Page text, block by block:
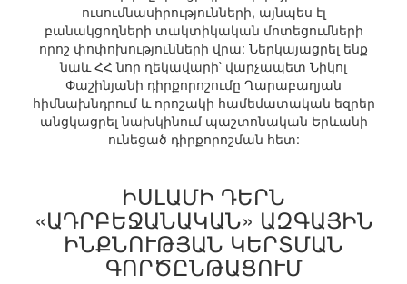
ուսումնասիրությունների, այնպես էլ
բանակցողների տակտիկական մոտեցումների
որոշ փոփոխությունների վրա: Ներկայացրել ենք
նաև ՀՀ նոր ղեկավարի՝ վարչապետ Նիկոլ
Փաշինյանի դիրքորոշումը Ղարաբաղյան
հիմնախնդրում և որոշակի համեմատական եզրեր
անցկացրել նախկինում պաշտոնական Երևանի
ունեցած դիրքորոշման հետ:
ԻՍԼԱՄԻ ԴԵՐՆ
«ԱԴՐԲԵՋԱՆԱԿԱՆ» ԱԶԳԱՅԻՆ
ԻՆՔՆՈՒԹՅԱՆ ԿԵՐՏՄԱՆ
ԳՈՐԾԸՆԹԱՑՈՒՄ